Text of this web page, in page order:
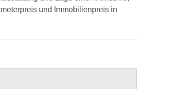
und Immobilienpreis in